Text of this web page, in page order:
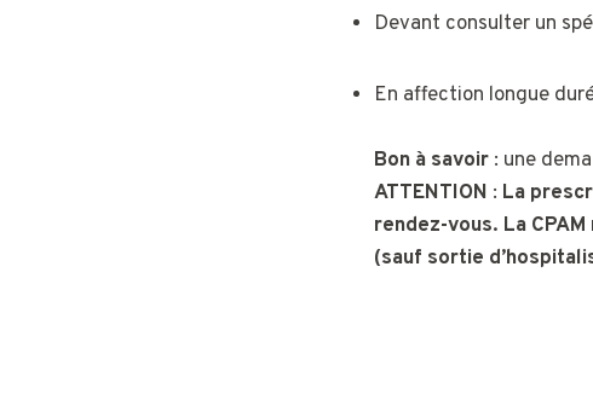
Devant consulter un
En affection longue
Bon à savoir : une
ATTENTION : La
rendez-vous. La
(sauf sortie